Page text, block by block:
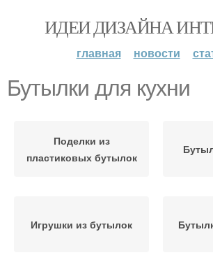
ИДЕИ ДИЗАЙНА
главная новости
Бутылки для кухни
Поделки из
пластиковых бутылок
Игрушки из бутылок